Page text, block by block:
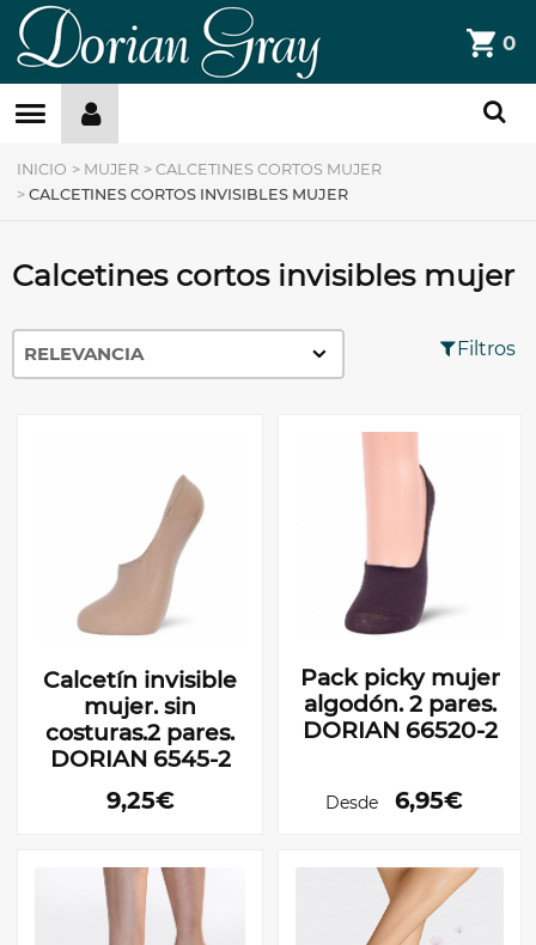
DorianGray
0
Filtros »
INICIO > MUJER > CALCETINES CORTOS MUJER
> CALCETINES CORTOS INVISIBLES MUJER
Calcetines cortos invisibles mujer
Filtros
Calcetín invisible
mujer. sin
costuras.2 pares.
DORIAN 6545-2
9,25€
Pack picky mujer
algodón. 2 pares.
DORIAN 66520-2
Desde 6,95€